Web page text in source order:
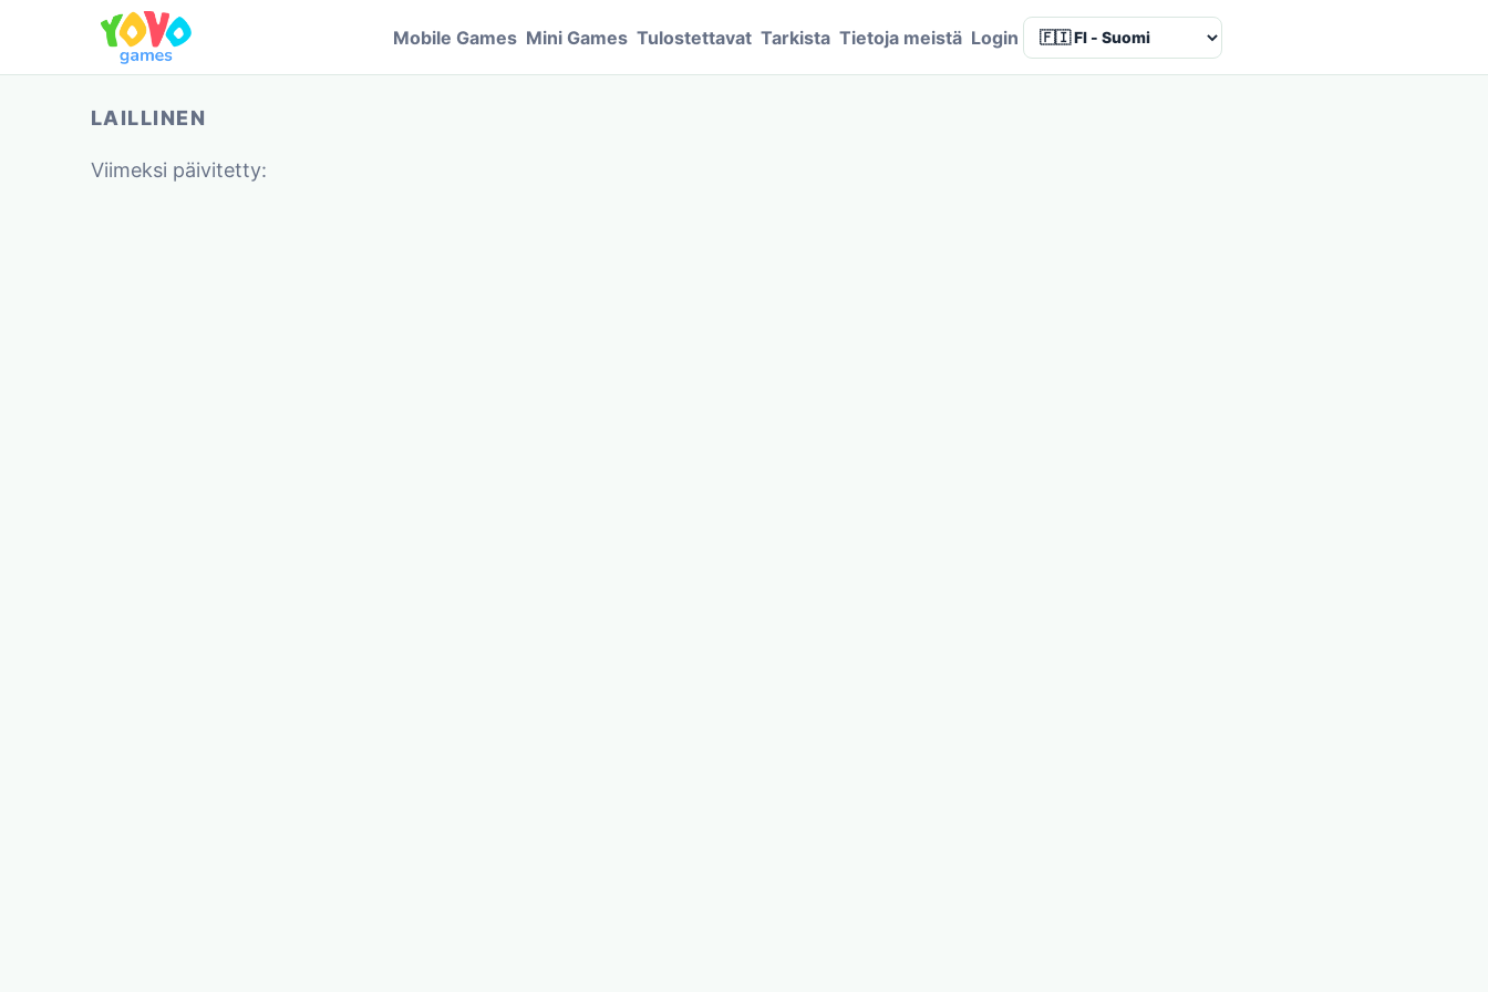
Mobile Games Mini Games Tulostettavat Tarkista Tietoja meistä Login Language
LAILLINEN
Viimeksi päivitetty: